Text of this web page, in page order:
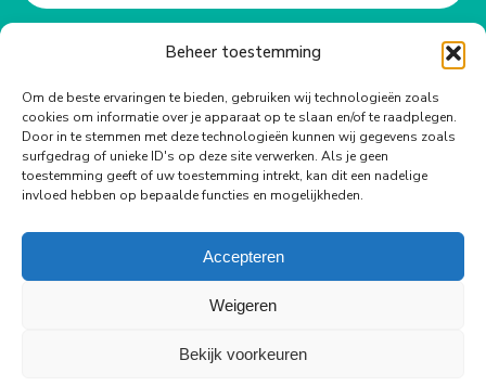
Beheer toestemming
Om de beste ervaringen te bieden, gebruiken wij technologieën zoals
cookies om informatie over je apparaat op te slaan en/of te raadplegen.
Door in te stemmen met deze technologieën kunnen wij gegevens zoals
surfgedrag of unieke ID's op deze site verwerken. Als je geen
toestemming geeft of uw toestemming intrekt, kan dit een nadelige
invloed hebben op bepaalde functies en mogelijkheden.
Accepteren
Weigeren
Bekijk voorkeuren
Meer info?
Bel ons op:
+31 (0)73-6990940